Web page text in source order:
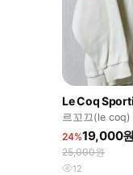
Le Coq
르꼬끄(le
2XL
24%19,000원
25,000원
12